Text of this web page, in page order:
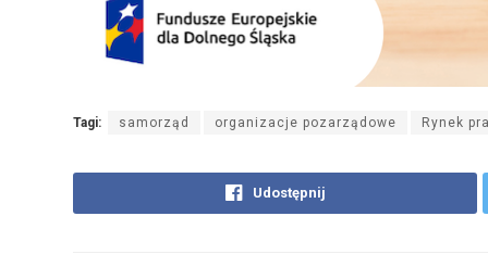
Tagi: samorząd organizacje pozarządowe Rynek
Udostępnij